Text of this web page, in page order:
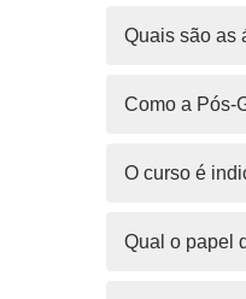
Quais são as
Como a Pós-
O curso é
Qual o papel